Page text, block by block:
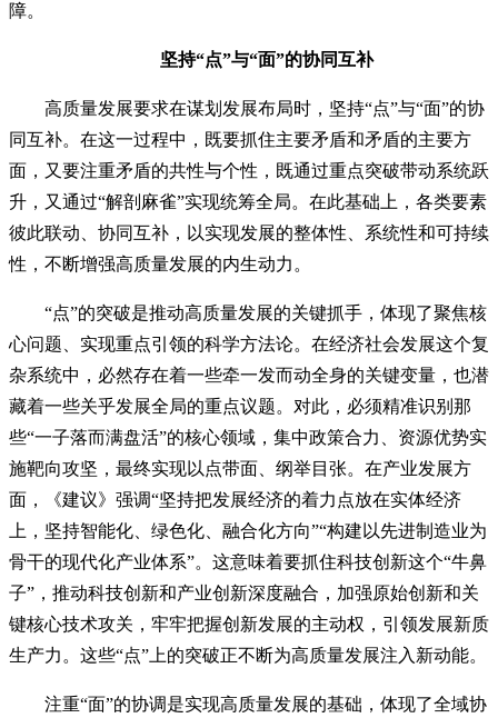
障。
坚持“点”与“面”的协同互补
高质量发展要求在谋划发展布局时，坚持“点”与“面”的协
同互补。在这一过程中，既要抓住主要矛盾和矛盾的主要方
面，又要注重矛盾的共性与个性，既通过重点突破带动系统跃
升，又通过“解剖麻雀”实现统筹全局。在此基础上，各类要素
彼此联动、协同互补，以实现发展的整体性、系统性和可持续
性，不断增强高质量发展的内生动力。
“点”的突破是推动高质量发展的关键抓手，体现了聚焦核
心问题、实现重点引领的科学方法论。在经济社会发展这个复
杂系统中，必然存在着一些牵一发而动全身的关键变量，也潜
藏着一些关乎发展全局的重点议题。对此，必须精准识别那
些“一子落而满盘活”的核心领域，集中政策合力、资源优势实
施靶向攻坚，最终实现以点带面、纲举目张。在产业发展方
面，《建议》强调“坚持把发展经济的着力点放在实体经济
上，坚持智能化、绿色化、融合化方向”“构建以先进制造业为
骨干的现代化产业体系”。这意味着要抓住科技创新这个“牛鼻
子”，推动科技创新和产业创新深度融合，加强原始创新和关
键核心技术攻关，牢牢把握创新发展的主动权，引领发展新质
生产力。这些“点”上的突破正不断为高质量发展注入新动能。
注重“面”的协调是实现高质量发展的基础，体现了全域协